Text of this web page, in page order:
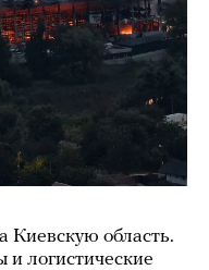
Киевскую область.
логистические